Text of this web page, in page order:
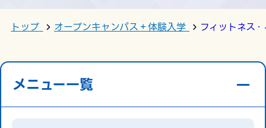
トップ オープンキャンパス＋体験入学 フィットネス
メニュー一覧